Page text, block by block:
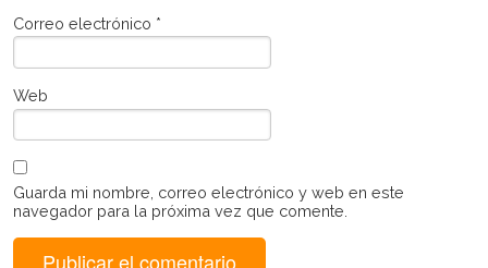
Correo electrónico *
Web
Guarda mi nombre, correo electrónico y web en este
navegador para la próxima vez que comente.